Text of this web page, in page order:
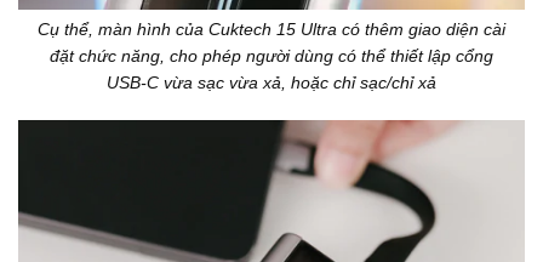
Cụ thể, màn hình của Cuktech 15 Ultra có thêm giao diện cài
đặt chức năng, cho phép người dùng có thể thiết lập cổng
USB-C vừa sạc vừa xả, hoặc chỉ sạc/chỉ xả